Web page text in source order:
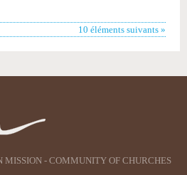
10 éléments suivants »
MISSION - COMMUNITY OF CHURCHES